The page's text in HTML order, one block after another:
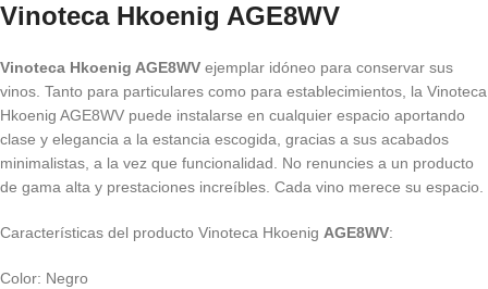
Vinoteca Hkoenig AGE8WV
Vinoteca Hkoenig AGE8WV ejemplar idóneo para conservar sus
vinos. Tanto para particulares como para establecimientos, la Vinoteca
Hkoenig AGE8WV puede instalarse en cualquier espacio aportando
clase y elegancia a la estancia escogida, gracias a sus acabados
minimalistas, a la vez que funcionalidad. No renuncies a un producto
de gama alta y prestaciones increíbles. Cada vino merece su espacio.
Características del producto Vinoteca Hkoenig AGE8WV:
Color: Negro